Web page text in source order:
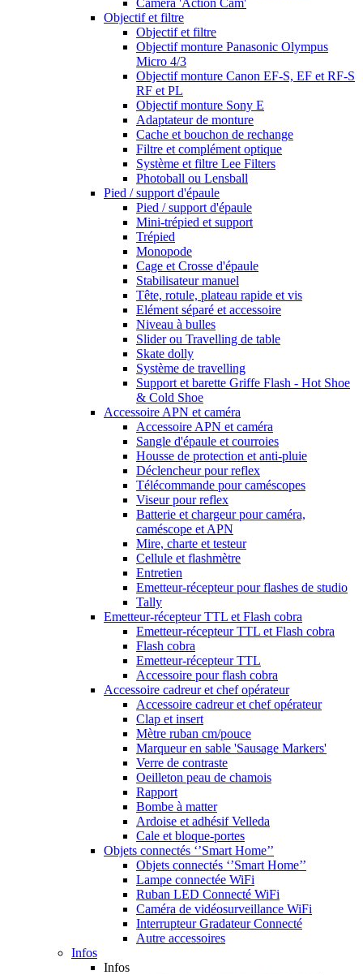
Caméra 'Action Cam'
Objectif et filtre
Objectif et filtre
Objectif monture Panasonic Olympus
Micro 4/3
Objectif monture Canon EF-S, EF et RF-S
RF et PL
Objectif monture Sony E
Adaptateur de monture
Cache et bouchon de rechange
Filtre et complément optique
Système et filtre Lee Filters
Photoball ou Lensball
Pied / support d'épaule
Pied / support d'épaule
Mini-trépied et support
Trépied
Monopode
Cage et Crosse d'épaule
Stabilisateur manuel
Tête, rotule, plateau rapide et vis
Elément séparé et accessoire
Niveau à bulles
Slider ou Travelling de table
Skate dolly
Système de travelling
Support et barette Griffe Flash - Hot Shoe
& Cold Shoe
Accessoire APN et caméra
Accessoire APN et caméra
Sangle d'épaule et courroies
Housse de protection et anti-pluie
Déclencheur pour reflex
Télécommande pour caméscopes
Viseur pour reflex
Batterie et chargeur pour caméra,
caméscope et APN
Mire, charte et testeur
Cellule et flashmètre
Entretien
Emetteur-récepteur pour flashes de studio
Tally
Emetteur-récepteur TTL et Flash cobra
Emetteur-récepteur TTL et Flash cobra
Flash cobra
Emetteur-récepteur TTL
Accessoire pour flash cobra
Accessoire cadreur et chef opérateur
Accessoire cadreur et chef opérateur
Clap et insert
Mètre ruban cm/pouce
Marqueur en sable 'Sausage Markers'
Verre de contraste
Oeilleton peau de chamois
Rapport
Bombe à matter
Ardoise et adhésif Velleda
Cale et bloque-portes
Objets connectés ‘’Smart Home’’
Objets connectés ‘’Smart Home’’
Lampe connectée WiFi
Ruban LED Connecté WiFi
Caméra de vidéosurveillance WiFi
Interrupteur Gradateur Connecté
Autre accessoires
Infos
Infos